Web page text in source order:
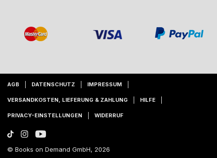
AGB DATENSCHUTZ IMPRESSUM
VERSANDKOSTEN, LIEFERUNG & ZAHLUNG HILFE
PRIVACY-EINSTELLUNGEN WIDERRUF
© Books on Demand GmbH, 2026